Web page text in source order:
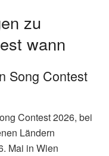
zu
wann
Song Contest
Contest 2026, bei
Ländern
Mai in Wien